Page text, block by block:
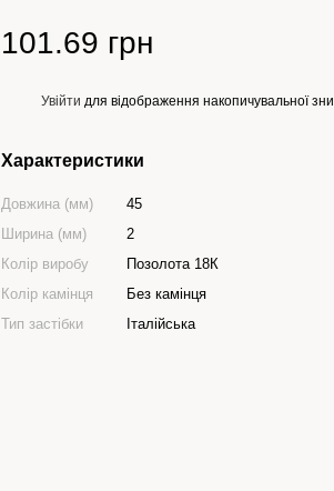
101.69 грн
Увійти для відображення накопичувальної
Характеристики
Довжина (мм)
45
Ширина (мм)
2
Колір виробу
Позолота 18К
Колір камінця
Без камінця
Тип застібки
Італійська